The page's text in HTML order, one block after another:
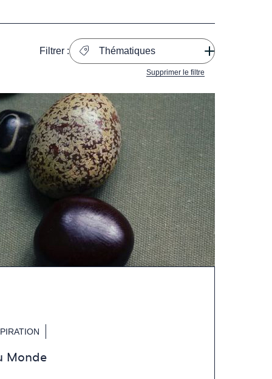
Filtrer : Thématiques
Supprimer le filtre
Monde